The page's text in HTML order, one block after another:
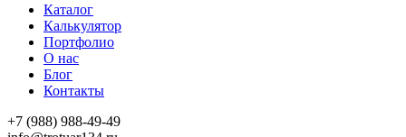
Каталог
Калькулятор
Портфолио
О нас
Блог
Контакты
+7 (988) 988-49-49